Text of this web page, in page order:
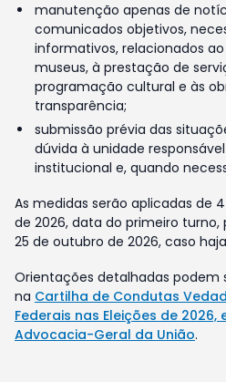
manutenção apenas de
comunicados objetivos,
informativos, relacionados
museus, à prestação de
programação cultural e às
transparência;
submissão prévia das
dúvida à unidade
institucional e, quando
As medidas serão aplicadas de
de 2026, data do primeiro
25 de outubro de 2026, caso
Orientações detalhadas podem
na Cartilha de Condutas
Federais nas Eleições de
Advocacia-Geral da União.